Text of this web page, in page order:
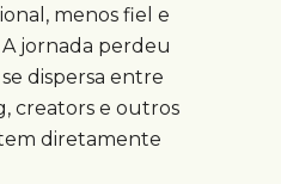
menos fiel e
jornada perdeu
dispersa entre
creators e outros
diretamente